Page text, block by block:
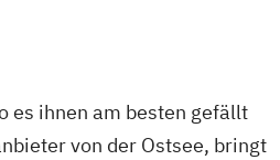
es ihnen am besten gefällt
von der Ostsee, bringt